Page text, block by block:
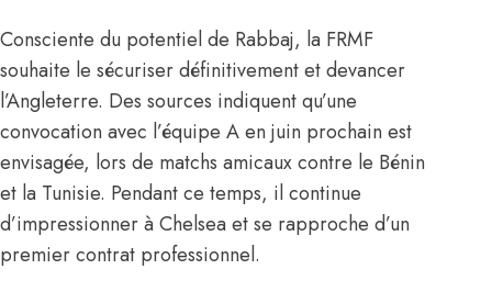
Consciente du potentiel de Rabbaj, la FRMF
souhaite le sécuriser définitivement et devancer
l’Angleterre. Des sources indiquent qu’une
convocation avec l’équipe A en juin prochain est
envisagée, lors de matchs amicaux contre le Bénin
et la Tunisie. Pendant ce temps, il continue
d’impressionner à Chelsea et se rapproche d’un
premier contrat professionnel.